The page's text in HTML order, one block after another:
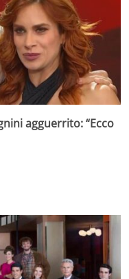
agguerrito: “Ecco